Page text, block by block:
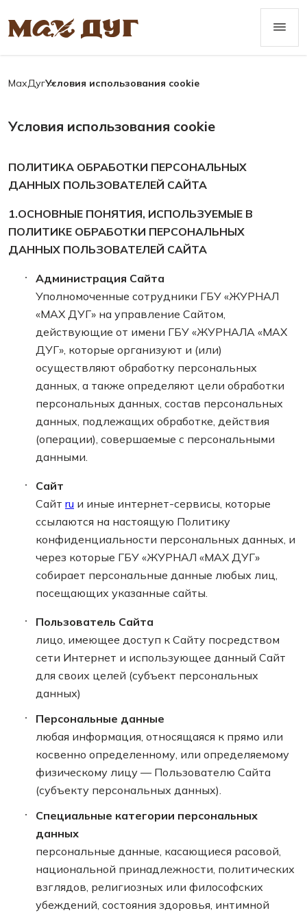
МахДугУсловия использования cookie
Условия использования cookie
ПОЛИТИКА ОБРАБОТКИ ПЕРСОНАЛЬНЫХ
ДАННЫХ ПОЛЬЗОВАТЕЛЕЙ САЙТА
1.ОСНОВНЫЕ ПОНЯТИЯ, ИСПОЛЬЗУЕМЫЕ В
ПОЛИТИКЕ ОБРАБОТКИ ПЕРСОНАЛЬНЫХ
ДАННЫХ ПОЛЬЗОВАТЕЛЕЙ САЙТА
Администрация Сайта
Уполномоченные сотрудники ГБУ «ЖУРНАЛ
«МАХ ДУГ» на управление Сайтом,
действующие от имени ГБУ «ЖУРНАЛА «МАХ
ДУГ», которые организуют и (или)
осуществляют обработку персональных
данных, а также определяют цели обработки
персональных данных, состав персональных
данных, подлежащих обработке, действия
(операции), совершаемые с персональными
данными.
Сайт
Сайт ru и иные интернет-сервисы, которые
ссылаются на настоящую Политику
конфиденциальности персональных данных, и
через которые ГБУ «ЖУРНАЛ «МАХ ДУГ»
собирает персональные данные любых лиц,
посещающих указанные сайты.
Пользователь Сайта
лицо, имеющее доступ к Сайту посредством
сети Интернет и использующее данный Сайт
для своих целей (субъект персональных
данных)
Персональные данные
любая информация, относящаяся к прямо или
косвенно определенному, или определяемому
физическому лицу — Пользователю Сайта
(субъекту персональных данных).
Специальные категории персональных
данных
персональные данные, касающиеся расовой,
национальной принадлежности, политических
взглядов, религиозных или философских
убеждений, состояния здоровья, интимной